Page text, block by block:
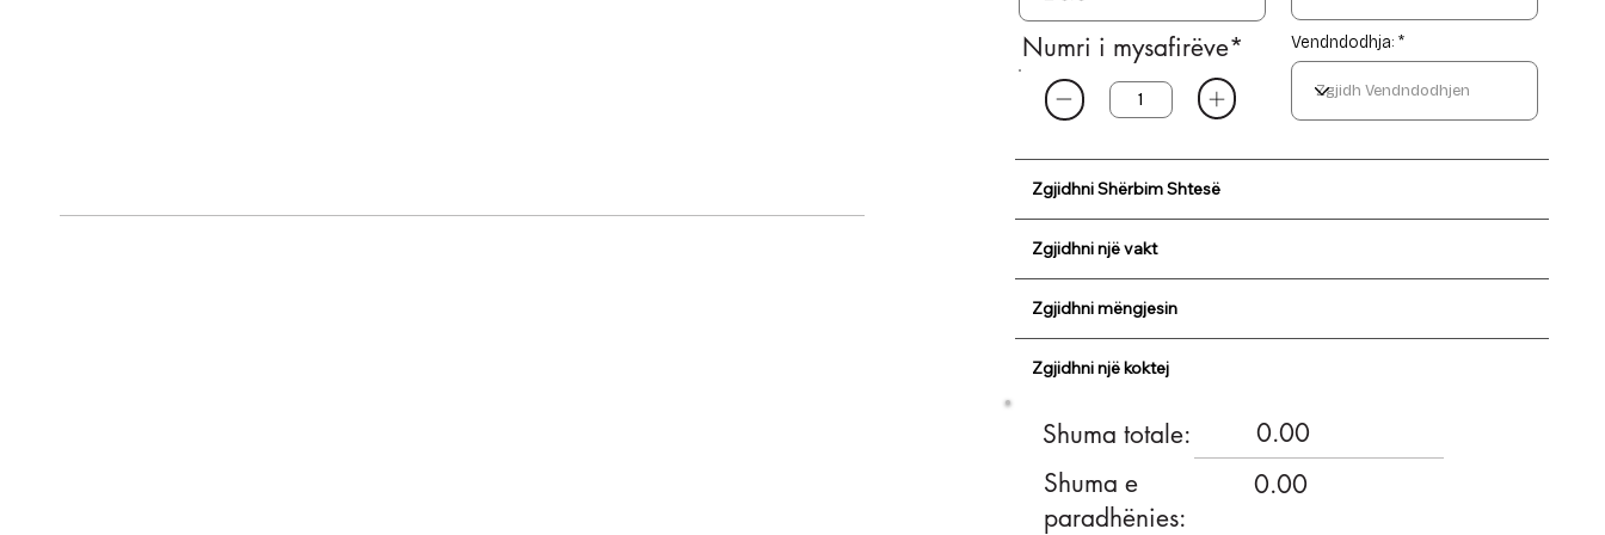
Numri i mysafirëve* Vendndodhja: *
Zgjidhni Shërbim Shtesë
Zgjidhni një vakt
Zgjidhni mëngjesin
Zgjidhni një koktej
Shuma totale:
0.00
Shuma e
paradhënies:
0.00